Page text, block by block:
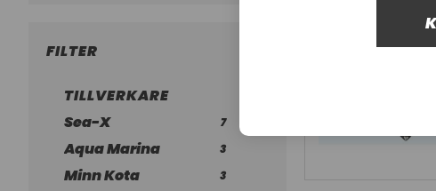
FILTER
TILLVERKARE
Sea-X
7
Aqua Marina 3
Minn Kota 3